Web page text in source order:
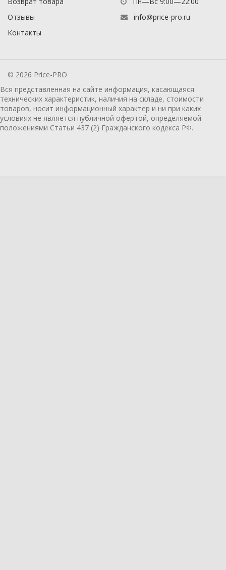
Отзывы
Контакты
info@price-pro.ru
© 2026 Price-PRO
Вся представленная на сайте информация, касающаяся
технических характеристик, наличия на складе, стоимости
товаров, носит информационный характер и ни при каких
условиях не является публичной офертой, определяемой
положениями Статьи 437 (2) Гражданского кодекса РФ.